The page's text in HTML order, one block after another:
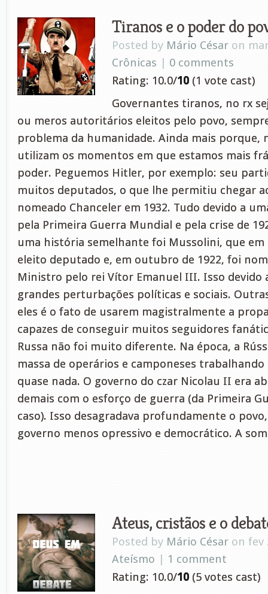
Tiranos e o poder do
Posted by Mário César on
Crônicas | 0 comments
Rating: 10.0/10 (1 vote cast)
Governantes tiranos, no rx
ou meros autoritários eleitos pelo povo,
problema da humanidade. Ainda mais porque,
utilizam os momentos em que estamos mais
poder. Peguemos Hitler, por exemplo: seu
muitos deputados, o que lhe permitiu chegar
nomeado Chanceler em 1932. Tudo devido a
pela Primeira Guerra Mundial e pela crise de
uma história semelhante foi Mussolini, que em
eleito deputado e, em outubro de 1922, foi
Ministro pelo rei Vítor Emanuel III. Isso devido
grandes perturbações políticas e sociais.
eles é o fato de usarem magistralmente a
capazes de conseguir muitos seguidores
Russa não foi muito diferente. Na época, a
massa de operários e camponeses
quase nada. O governo do czar Nicolau II era
demais com o esforço de guerra (da Primeira
caso). Isso desagradava profundamente o
governo menos opressivo e democrático. A
Ateus, cristãos e o
Posted by Mário César on fev
Ateísmo | 1 comment
Rating: 10.0/10 (5 votes cast)